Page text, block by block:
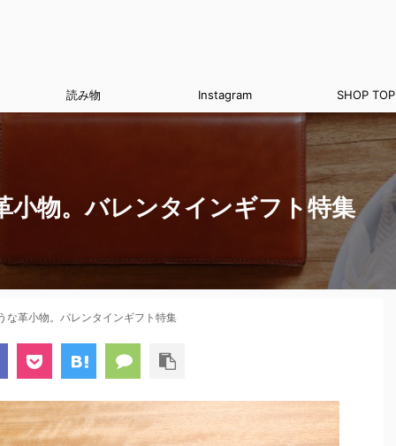
読み物 Instagram SHOP TOP
小物。バレンタインギフト特集
な革小物。バレンタインギフト特集